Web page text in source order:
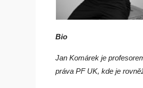
Bio
Jan Komárek je
práva PF UK, kde je